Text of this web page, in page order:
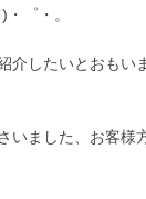
゜・。
介したいとおも
いました、お客様